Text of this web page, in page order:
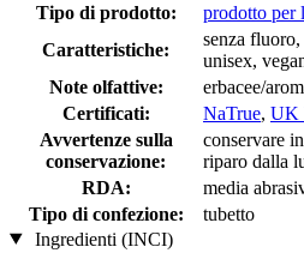
Tipo di prodotto:
prodotto per
Caratteristiche:
senza
unisex,
Note olfattive:
erbacee/
Certificati:
NaTrue, UK
Avvertenze sulla
conservazione:
conservare
riparo dalla
RDA:
media
Tipo di confezione:
tubetto
Ingredienti (INCI)